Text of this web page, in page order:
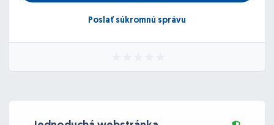
Poslať súkromnú správu